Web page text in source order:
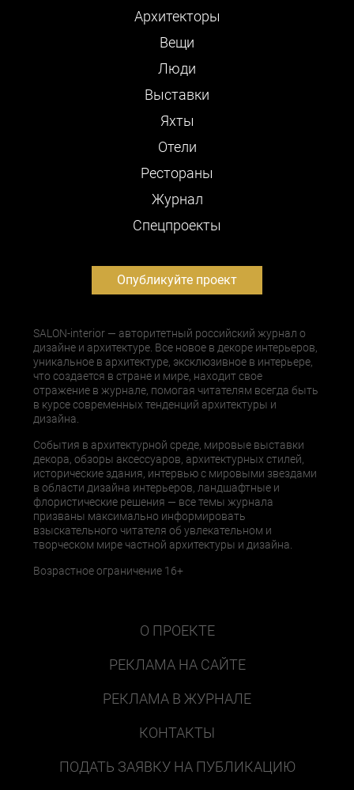
Архитекторы
Вещи
Люди
Выставки
Яхты
Отели
Рестораны
Журнал
Cпецпроекты
Опубликуйте проект
SALON-interior — авторитетный российский журнал о
дизайне и архитектуре. Все новое в декоре интерьеров,
уникальное в архитектуре, эксклюзивное в интерьере,
что создается в стране и мире, находит свое
отражение в журнале, помогая читателям всегда быть
в курсе современных тенденций архитектуры и
дизайна.
События в архитектурной среде, мировые выставки
декора, обзоры аксессуаров, архитектурных стилей,
исторические здания, интервью с мировыми звездами
в области дизайна интерьеров, ландшафтные и
флористические решения — все темы журнала
призваны максимально информировать
взыскательного читателя об увлекательном и
творческом мире частной архитектуры и дизайна.
Возрастное ограничение 16+
О ПРОЕКТЕ
РЕКЛАМА НА САЙТЕ
РЕКЛАМА В ЖУРНАЛЕ
КОНТАКТЫ
ПОДАТЬ ЗАЯВКУ НА ПУБЛИКАЦИЮ